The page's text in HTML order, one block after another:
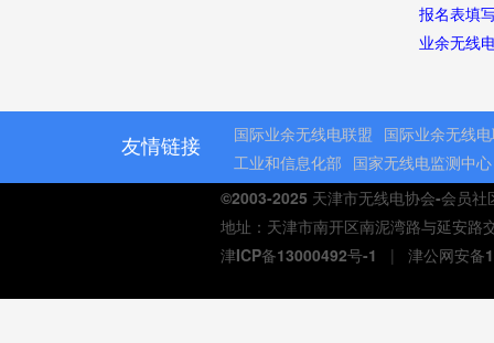
报名表填
业余无线
友情链接 国际业余无线电联盟 国际业余无线
工业和信息化部 国家无线电监测中心
©2003-2025 天津市无线电协会-会员社
地址：天津市南开区南泥湾路与延安
津ICP备13000492号-1 | 津公网安备